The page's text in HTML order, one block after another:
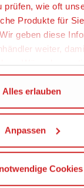
prüfen, wie oft
Produkte für
geben diese
weiter,
Tag Manager
klicken,
Daten in die
dass nicht von
Alles erlauben
Anpassen
Cookies